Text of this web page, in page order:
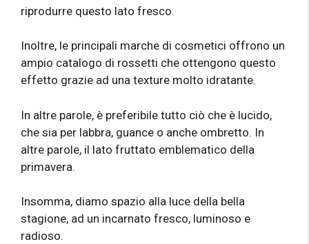
riprodurre questo lato fresco.
Inoltre, le principali marche di cosmetici offrono un
ampio catalogo di rossetti che ottengono questo
effetto grazie ad una texture molto idratante.
In altre parole, è preferibile tutto ciò che è lucido,
che sia per labbra, guance o anche ombretto. In
altre parole, il lato fruttato emblematico della
primavera.
Insomma, diamo spazio alla luce della bella
stagione, ad un incarnato fresco, luminoso e
radioso.